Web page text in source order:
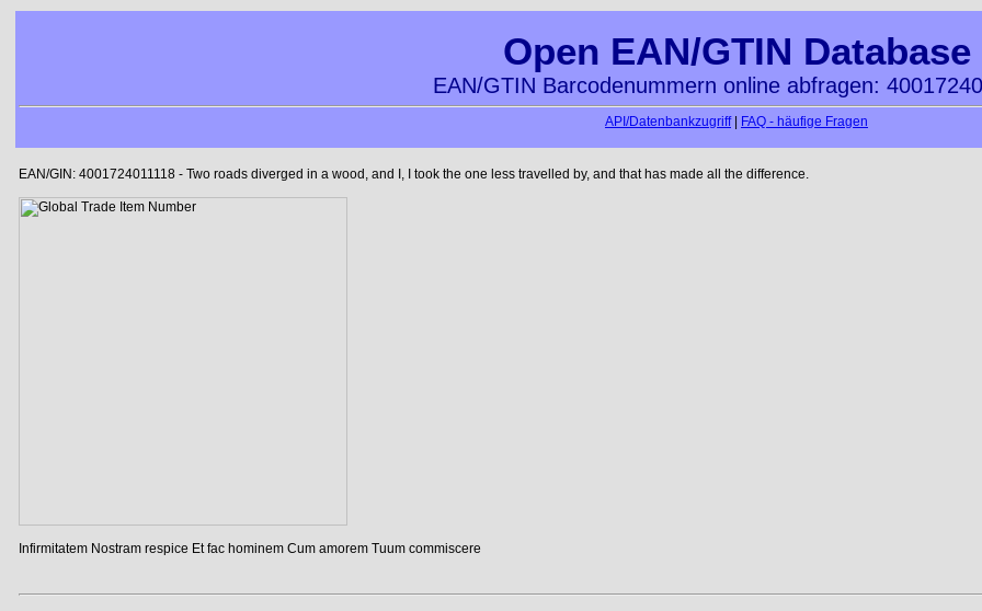
Open EAN/GTIN Database
EAN/GTIN Barcodenummern online abfragen:
API/Datenbankzugriff| FAQ - häufige Fragen
EAN/GIN: 4001724011118 - Two roads diverged in a wood, and I, I took the one less travelled by, and that has made all the difference.
Infirmitatem Nostram respice Et fac hominem Cum amorem Tuum commiscere